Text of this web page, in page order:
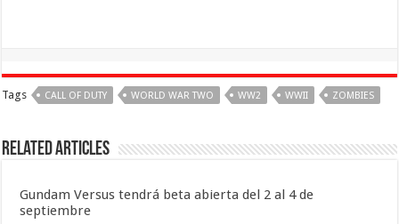
Tags CALL OF DUTY WORLD WAR TWO WW2 WWII ZOMBIES
Related Articles
Gundam Versus tendrá beta abierta del 2 al 4 de
septiembre